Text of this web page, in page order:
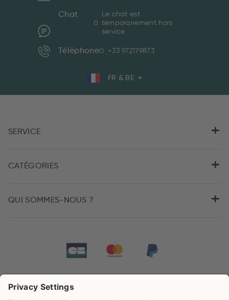
Chat
Le chat est
temporairement hors
service
Téléphone +33 972179873
FR & BE
SERVICE
CATÉGORIES
QUI SOMMES-NOUS ?